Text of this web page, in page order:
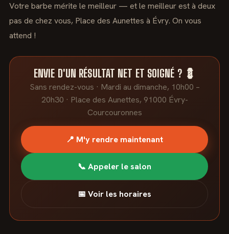
Votre barbe mérite le meilleur — et le meilleur est à deux
pas de chez vous, Place des Aunettes à Évry. On vous
attend !
ENVIE D'UN RÉSULTAT NET ET SOIGNÉ ? 💈
Sans rendez-vous · Mardi au dimanche, 10h00 –
20h30 · Place des Aunettes, 91000 Évry-
Courcouronnes
📍 M'y rendre maintenant
📞 Appeler le salon
📅 Voir les horaires